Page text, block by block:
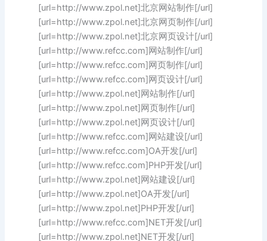
[url=http://www.zpol.net]北京网站制作[/url]
[url=http://www.zpol.net]北京网页制作[/url]
[url=http://www.zpol.net]北京网页设计[/url]
[url=http://www.refcc.com]网站制作[/url]
[url=http://www.refcc.com]网页制作[/url]
[url=http://www.refcc.com]网页设计[/url]
[url=http://www.zpol.net]网站制作[/url]
[url=http://www.zpol.net]网页制作[/url]
[url=http://www.zpol.net]网页设计[/url]
[url=http://www.refcc.com]网站建设[/url]
[url=http://www.refcc.com]OA开发[/url]
[url=http://www.refcc.com]PHP开发[/url]
[url=http://www.zpol.net]网站建设[/url]
[url=http://www.zpol.net]OA开发[/url]
[url=http://www.zpol.net]PHP开发[/url]
[url=http://www.refcc.com]NET开发[/url]
[url=http://www.zpol.net]NET开发[/url]